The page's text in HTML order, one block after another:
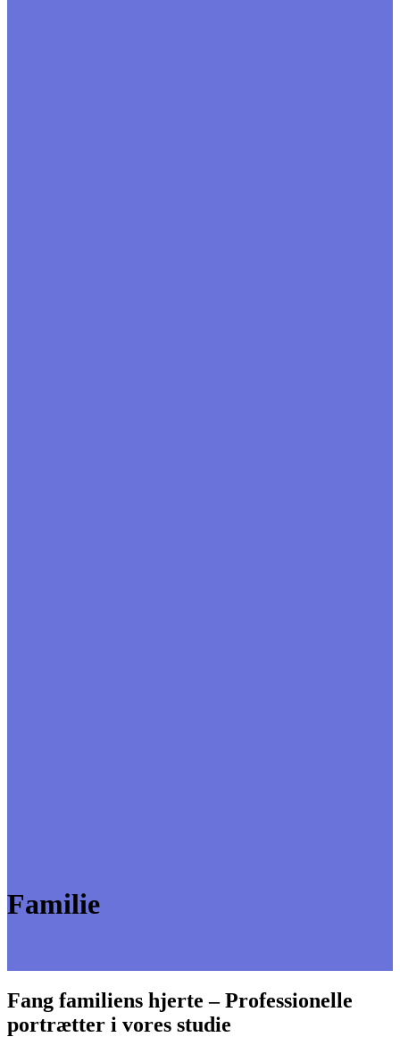
Familie
Fang familiens hjerte – Professionelle
portrætter i vores studie